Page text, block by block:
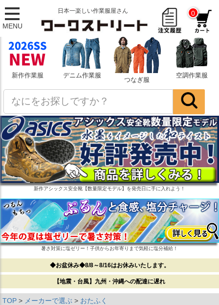
MENU
日本一楽しい作業服屋さん 0
新作作業服 デニム作業服
つなぎ服
空調作業服
新作アシックス安全靴【数量限定モデル】を発売日に手に入れよう！
暑さ対策に塩ゼリー！子供からお年寄りまで気軽に塩分補給！
◆お盆休み◆8/8～8/16はお休みいたします。
【地震・台風】九州・沖縄への配達に遅れ
TOP メーカーで選ぶ
おたふく